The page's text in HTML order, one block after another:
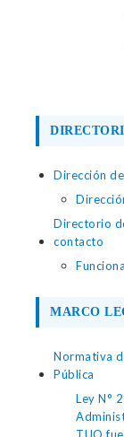
Dirección
Directorio
contacto
MARCO
Normativa
Pública
Ley N°